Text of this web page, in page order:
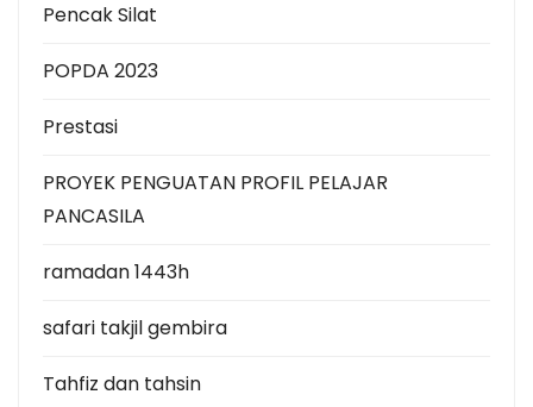
Pencak Silat
POPDA 2023
Prestasi
PROYEK PENGUATAN PROFIL PELAJAR
PANCASILA
ramadan 1443h
safari takjil gembira
Tahfiz dan tahsin